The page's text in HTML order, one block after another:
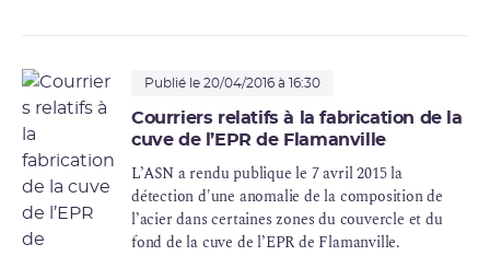
Publié le 20/04/2016 à 16:30
Courriers relatifs à la fabrication de la
cuve de l’EPR de Flamanville
L’ASN a rendu publique le 7 avril 2015 la
détection d'une anomalie de la composition de
l’acier dans certaines zones du couvercle et du
fond de la cuve de l’EPR de Flamanville.